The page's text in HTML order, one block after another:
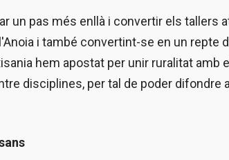
un pas més enllà i convertir els tallers
i també convertint-se en un repte
hem apostat per unir ruralitat amb
disciplines, per tal de poder difondre